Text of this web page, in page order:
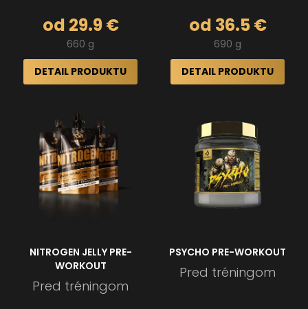
od 29.9 €
660 g
DETAIL PRODUKTU
od 36.5 €
690 g
DETAIL PRODUKTU
NITROGEN JELLY PRE-
WORKOUT
Pred tréningom
PSYCHO PRE-WORKOUT
Pred tréningom